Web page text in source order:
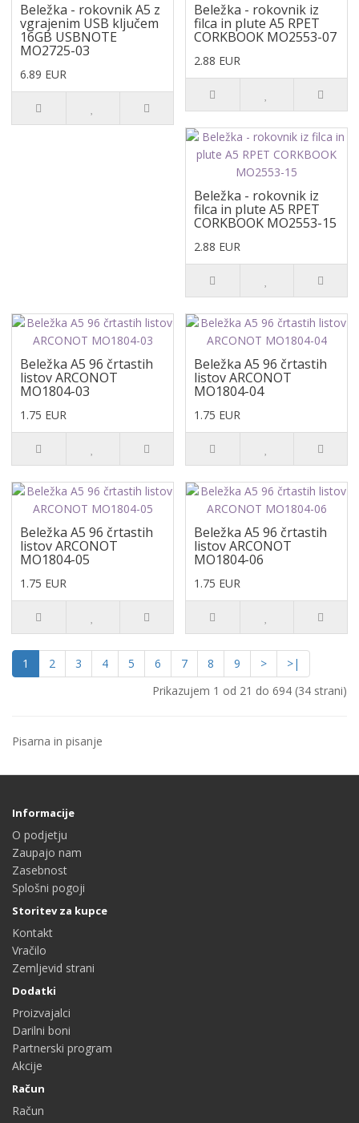
Beležka - rokovnik A5 z
vgrajenim USB ključem
16GB USBNOTE
MO2725-03
6.89 EUR
Beležka - rokovnik iz
filca in plute A5 RPET
CORKBOOK MO2553-07
2.88 EUR
Beležka - rokovnik iz
filca in plute A5 RPET
CORKBOOK MO2553-15
2.88 EUR
Beležka A5 96 črtastih
listov ARCONOT
MO1804-03
1.75 EUR
Beležka A5 96 črtastih
listov ARCONOT
MO1804-04
1.75 EUR
Beležka A5 96 črtastih
listov ARCONOT
MO1804-05
1.75 EUR
Beležka A5 96 črtastih
listov ARCONOT
MO1804-06
1.75 EUR
1 2 3 4 5 6 7 8 9 >
>|
Prikazujem 1 od 21 do 694 (34 strani)
Pisarna in pisanje
Informacije
O podjetju
Zaupajo nam
Zasebnost
Splošni pogoji
Storitev za kupce
Kontakt
Vračilo
Zemljevid strani
Dodatki
Proizvajalci
Darilni boni
Partnerski program
Akcije
Račun
Račun